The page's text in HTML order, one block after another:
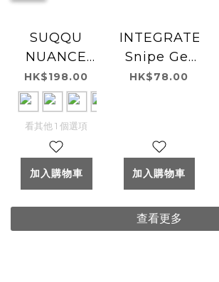
SUQQU
NUANCE
EYELINER
細緻眼線液
HK$198.00
看其他 1 個選項
加入購物車
INTEGRATE
Snipe Gel
Liner
HK$78.00
加入購物車
查看更多